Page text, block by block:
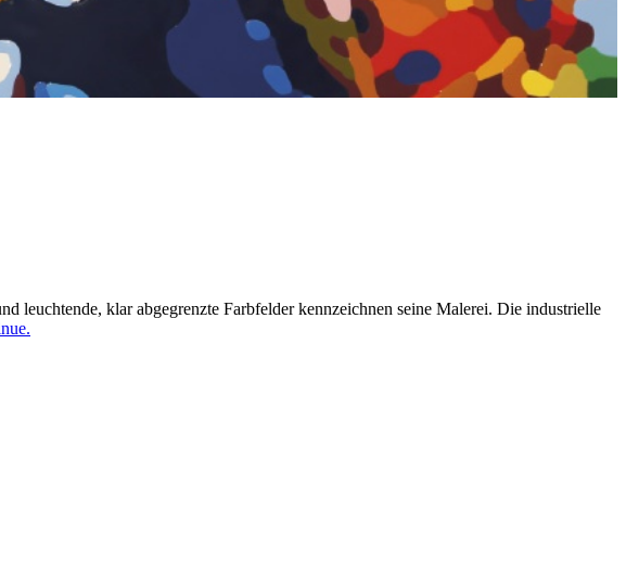
leuchtende, klar abgegrenzte Farbfelder kennzeichnen seine Malerei. Die industrielle